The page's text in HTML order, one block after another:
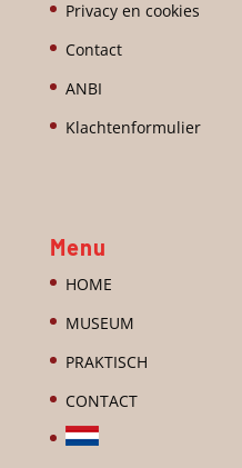
Privacy en cookies
Contact
ANBI
Klachtenformulier
Menu
HOME
MUSEUM
PRAKTISCH
CONTACT